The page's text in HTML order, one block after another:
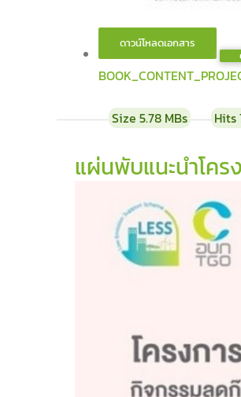
Size 5.78 MBs Hits
แผ่นพับแนะนำโคร